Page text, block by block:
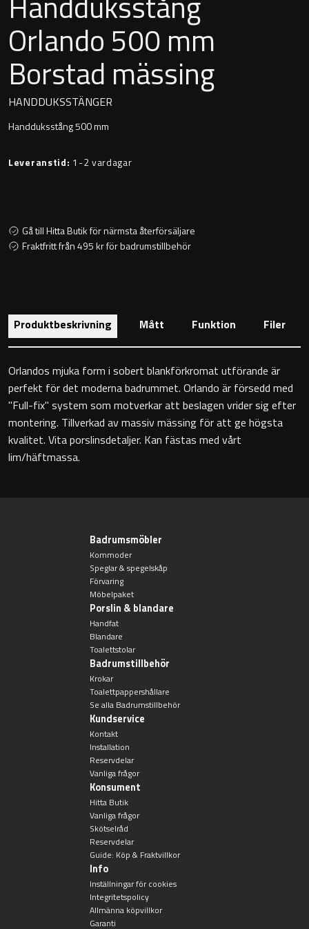
Heltäckande handfat
Fristående handfat
Underlimmat handfat
Handfat med piedestal
Tvättställsblandare
Toalettstolar
Vägghängd toalettstol
Toalettpappershållare
Handduksringar
Handduksstänger
Badkarshandtag
Sminkspeglar
Speglar utan belysning
Toalettborstset
Handtag & knoppar
Montana
Orlando
Signature
Stockholm
Orlando 500 mm
Borstad mässing
HANDDUKSSTÄNGER
Handduksstång 500 mm
Leveranstid: 1-2 vardagar
Gå till Hitta Butik för närmsta återförsäljare
Fraktfritt från 495 kr för badrumstillbehör
Produktbeskrivning Mått Funktion Filer
Orlandos mjuka form i sobert blankförkromat utförande är
perfekt för det moderna badrummet. Orlando är försedd med
"Full-fix" system som motverkar att beslagen vrider sig efter
montering. Tillverkad av massiv mässing för att ge högsta
kvalitet. Vita porslinsdetaljer. Kan fästas med vårt
lim/häftmassa.
Badrumsmöbler
Kommoder
Speglar & spegelskåp
Förvaring
Möbelpaket
Porslin & blandare
Handfat
Blandare
Toalettstolar
Badrumstillbehör
Krokar
Toalettpappershållare
Se alla Badrumstillbehör
Kundservice
Kontakt
Installation
Reservdelar
Vanliga frågor
Konsument
Hitta Butik
Vanliga frågor
Skötselråd
Reservdelar
Guide: Köp & Fraktvillkor
Info
Inställningar för cookies
Integritetspolicy
Allmänna köpvillkor
Garanti